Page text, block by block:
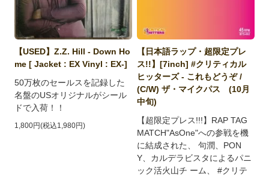
【USED】Z.Z. Hill - Down Ho
me [ Jacket : EX Vinyl : EX-]
50万枚のセールスを記録した
名盤のUSオリジナルがシール
ドで入荷！！
1,800円(税込1,980円)
【日本語ラップ・超限定プレ
ス!!】[7inch] #クリティカル
ヒッターズ - これもどうぞ /
(C/W) ザ・マイクパス (10月
中旬)
【超限定プレス!!!】RAP TAG
MATCH"AsOne"への参戦を機
に結成された、 句潤、PON
Y、カルデラビスタによるパニ
ック活火山チ ーム、 #クリテ